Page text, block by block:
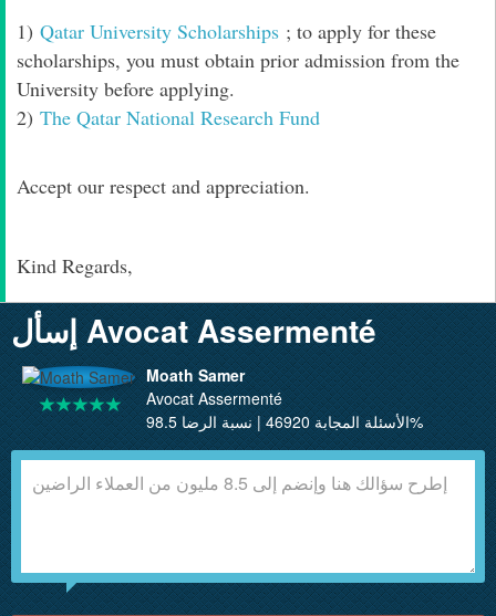
1) Qatar University Scholarships ; to apply for these
scholarships, you must obtain prior admission from the
University before applying.
2) The Qatar National Research Fund
Accept our respect and appreciation.
Kind Regards,
إسأل Avocat Assermenté
Moath Samer
Avocat Assermenté
الأسئلة المجابة 46920 | نسبة الرضا 98.5%